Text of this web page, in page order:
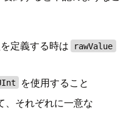
定義する時は rawValue
を使用すること
、それぞれに一意な